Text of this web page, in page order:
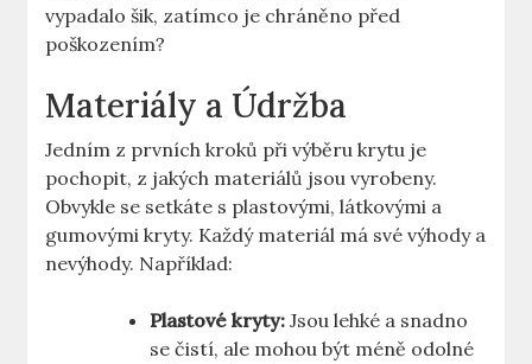
vypadalo šik, zatímco je chráněno před
poškozením?
Materiály a Údržba
Jedním z prvních kroků při výběru krytu je
pochopit, z jakých materiálů jsou vyrobeny.
Obvykle se setkáte s plastovými, látkovými a
gumovými kryty. Každý materiál má své výhody a
nevýhody. Například:
Plastové kryty: Jsou lehké a snadno
se čistí, ale mohou být méně odolné